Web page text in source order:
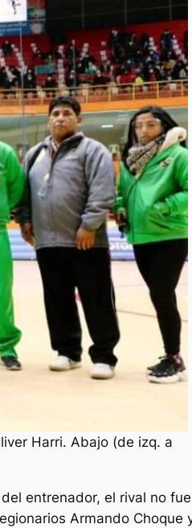
Harri. Abajo (de izq. a
entrenador, el rival no
Armando Choque